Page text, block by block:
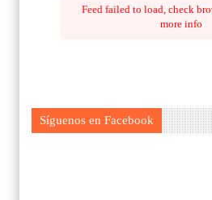
Feed failed to load, check
more info
Síguenos en Facebook